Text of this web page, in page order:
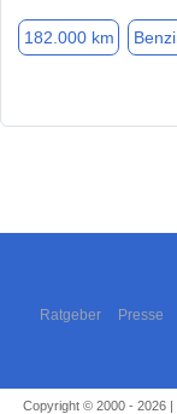
182.000 km
Ratgeber Presse
Copyright © 2000 - 2026